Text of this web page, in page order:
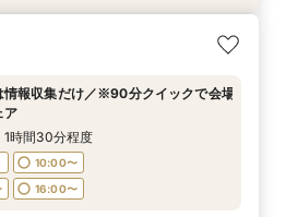
派のあなたへ◆衣装試着付き＼菊水楼
16:00〜
ェアを予約
情報収集だけ／※90分クイックで会場
16:00〜
ェアを予約
報収集だけ／※90分クイックで会場
ア
1時間30分程度
10:00〜
16:00〜